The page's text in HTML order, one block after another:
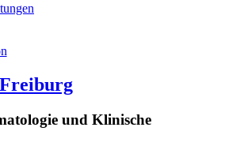
und Klinische